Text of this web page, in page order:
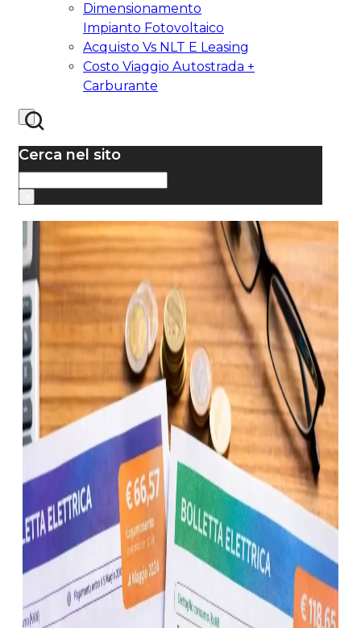
Dimensionamento
Impianto Fotovoltaico
Acquisto Vs NLT E Leasing
Costo Viaggio Autostrada +
Carburante
Cerca nel sito